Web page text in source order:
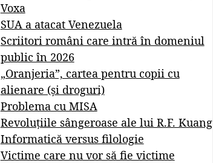
Voxa
SUA a atacat Venezuela
Scriitori români care intră în domeniul
public în 2026
„Oranjeria”, cartea pentru copii cu
alienare (și droguri)
Problema cu MISA
Revoluțiile sângeroase ale lui R.F. Kuang
Informatică versus filologie
Victime care nu vor să fie victime